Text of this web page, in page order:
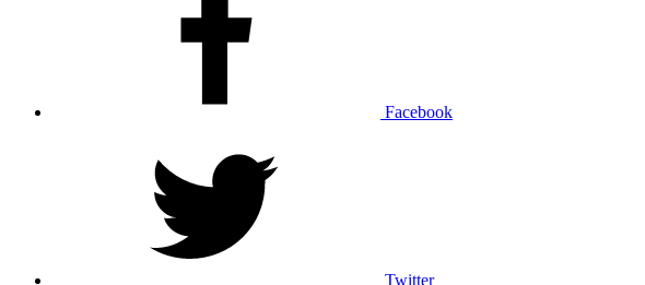
Facebook
Twitter